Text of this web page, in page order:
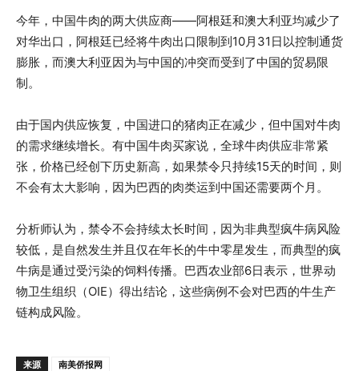
今年，中国牛肉的两大供应商——阿根廷和澳大利亚均减少了
对华出口，阿根廷已经将牛肉出口限制到10月31日以控制通货
膨胀，而澳大利亚因为与中国的冲突而受到了中国的贸易限
制。
由于国内供应恢复，中国进口的猪肉正在减少，但中国对牛肉
的需求继续增长。有中国牛肉买家说，全球牛肉供应非常紧
张，价格已经创下历史新高，如果禁令只持续15天的时间，则
不会有太大影响，因为巴西的肉类运到中国还需要两个月。
分析师认为，禁令不会持续太长时间，因为非典型疯牛病风险
较低，是自然发生并且仅在年长的牛中零星发生，而典型的疯
牛病是通过受污染的饲料传播。巴西农业部6日表示，世界动
物卫生组织（OIE）得出结论，这些病例不会对巴西的牛生产
链构成风险。
来源 南美侨报网